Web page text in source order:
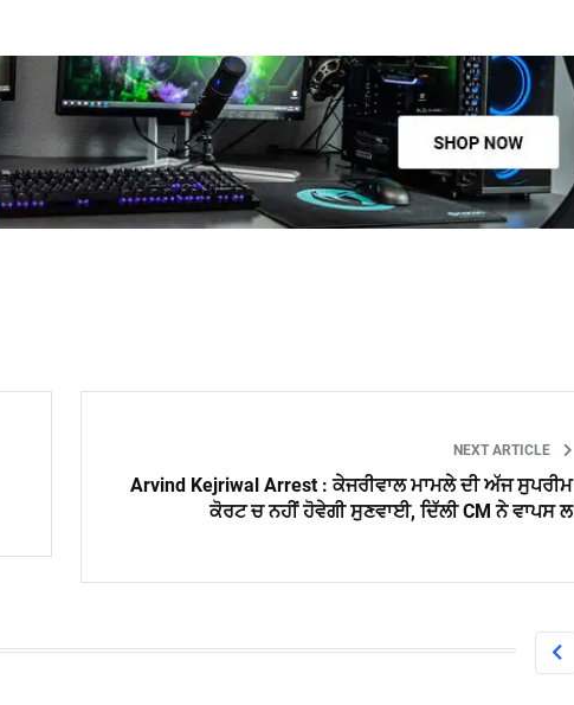
NEXT ARTICLE
Arvind Kejriwal Arrest : ਕੇਜਰੀਵਾਲ ਮਾਮਲੇ ਦੀ ਅੱਜ ਸੁਪਰੀਮ
ਕੋਰਟ ਚ ਨਹੀਂ ਹੋਵੇਗੀ ਸੁਣਵਾਈ, ਦਿੱਲੀ CM ਨੇ ਵਾਪਸ ਲ